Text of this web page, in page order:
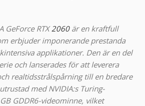
GeForce RTX2060är en kraftfull
erbjuder imponerande prestanda
applikationer. Den är en del
och lanserades för att leverera
realtidsstrålspårning till en bredare
med NVIDIA:s Turing-
GDDR6-videominne, vilket